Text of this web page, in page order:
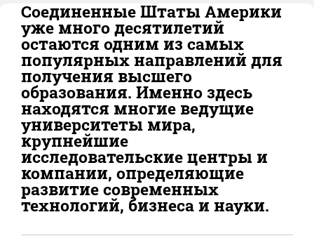
Соединенные Штаты Америки
уже много десятилетий
остаются одним из самых
популярных направлений для
получения высшего
образования. Именно здесь
находятся многие ведущие
университеты мира,
крупнейшие
исследовательские центры и
компании, определяющие
развитие современных
технологий, бизнеса и науки.